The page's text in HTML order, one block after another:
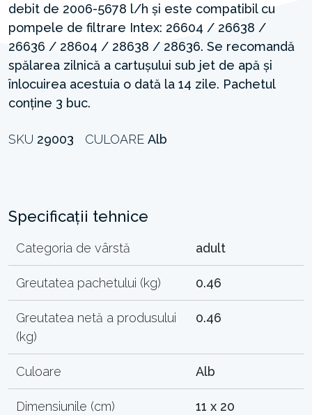
debit de 2006-5678 l/h și este compatibil cu
pompele de filtrare Intex: 26604 / 26638 /
26636 / 28604 / 28638 / 28636. Se recomandă
spălarea zilnică a cartușului sub jet de apă și
înlocuirea acestuia o dată la 14 zile. Pachetul
conține 3 buc.
SKU 29003 CULOARE Alb
Specificații tehnice
Categoria de vârstă adult
Greutatea pachetului (kg) 0.46
Greutatea netă a produsului
(kg)
0.46
Culoare Alb
Dimensiunile (cm) 11 x 20